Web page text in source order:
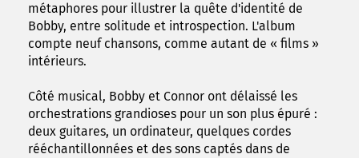
métaphores pour illustrer la quête d'identité de
Bobby, entre solitude et introspection. L'album
compte neuf chansons, comme autant de « films »
intérieurs.
Côté musical, Bobby et Connor ont délaissé les
orchestrations grandioses pour un son plus épuré :
deux guitares, un ordinateur, quelques cordes
rééchantillonnées et des sons captés dans de